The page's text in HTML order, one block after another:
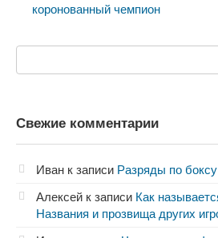
коронованный чемпион
Свежие комментарии
Иван к записи Разряды по боксу
Алексей к записи Как
Названия и прозвища других